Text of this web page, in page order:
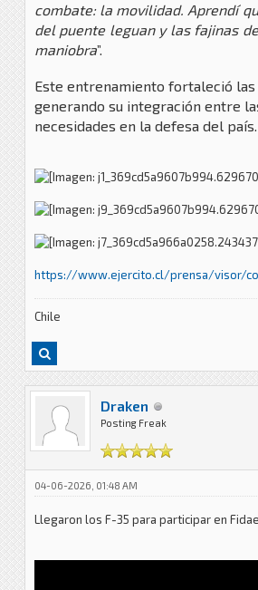
combate: la movilidad. Aprendí
del puente leguan y las fajinas
maniobra”.
Este entrenamiento fortaleció las
generando su integración entre
necesidades en la defesa del país.
https://www.ejercito.cl/prensa/visor/
Chile
Draken
Posting Freak
04-06-2026, 01:48 AM
Llegaron los F-35 para participar en